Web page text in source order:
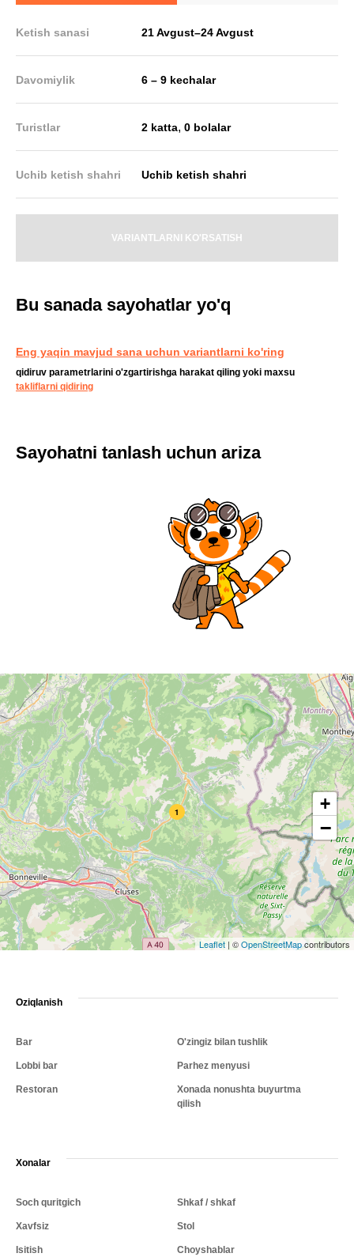
Ketish sanasi 21 Avgust–24 Avgust
Davomiylik 6 – 9 kechalar
Turistlar 2 katta,0 bolalar
Uchib ketish shahri Uchib ketish shahri
VARIANTLARNI KO'RSATISH
Bu sanada sayohatlar yo'q
Eng yaqin mavjud sana uchun variantlarni ko'ring
qidiruv parametrlarini o'zgartirishga harakat qiling yoki maxsu
takliflarni qidiring
Sayohatni tanlash uchun ariza
1 +
−
Leaflet | ©OpenStreetMapcontributors
Oziqlanish
Bar
Lobbi bar
Restoran
O'zingiz bilan tushlik
Parhez menyusi
Xonada nonushta buyurtma
qilish
Xonalar
Soch quritgich
Xavfsiz
Isitish
Shkaf / shkaf
Stol
Choyshablar